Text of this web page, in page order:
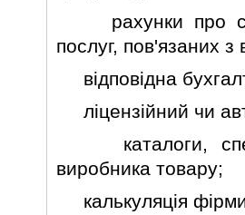
рахунки про
послуг, пов'язаних
вiдповiдна
лiцензiйний чи
каталоги,
виробника товару;
калькуляцiя фiрми